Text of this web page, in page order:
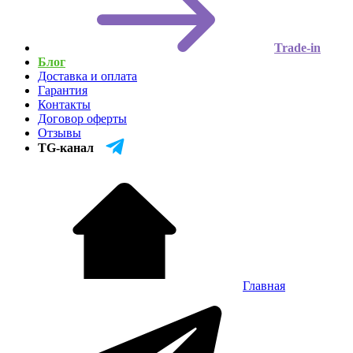
Trade-in
Блог
Доставка и оплата
Гарантия
Контакты
Договор оферты
Отзывы
TG-канал
Главная